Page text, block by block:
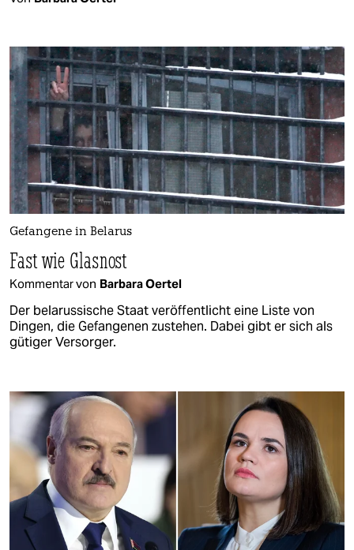
Gefangene in Belarus
Fast wie Glasnost
Kommentar von Barbara Oertel
Der belarussische Staat veröffentlicht eine Liste von
Dingen, die Gefangenen zustehen. Dabei gibt er sich als
gütiger Versorger.